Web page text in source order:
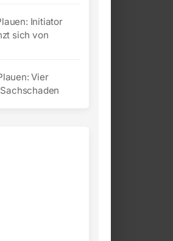
Initiator
sich von
Vier